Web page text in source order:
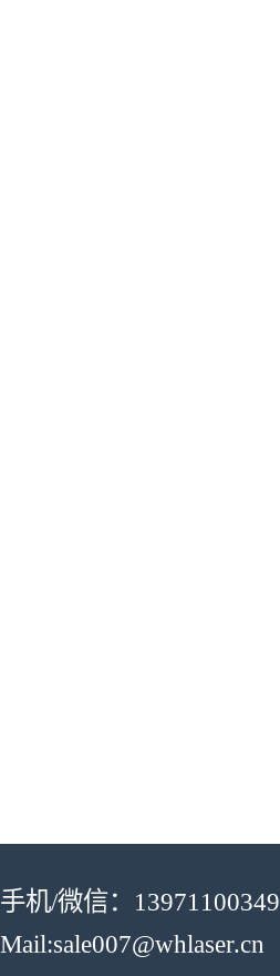
手机/微信：13971100349
Mail:sale007@whlaser.cn